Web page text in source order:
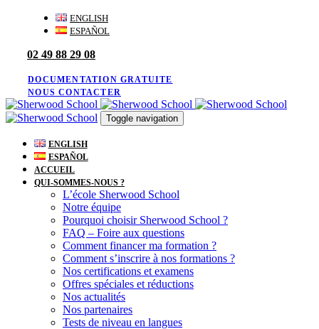
navigation
content
ENGLISH
ESPAÑOL
02 49 88 29 08
DOCUMENTATION GRATUITE
NOUS CONTACTER
Toggle navigation
ENGLISH
ESPAÑOL
ACCUEIL
QUI-SOMMES-NOUS ?
L’école Sherwood School
Notre équipe
Pourquoi choisir Sherwood School ?
FAQ – Foire aux questions
Comment financer ma formation ?
Comment s’inscrire à nos formations ?
Nos certifications et examens
Offres spéciales et réductions
Nos actualités
Nos partenaires
Tests de niveau en langues